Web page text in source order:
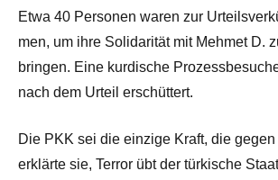
Etwa 40 Per­so­nen waren zur
men, um ihre Sol­i­dar­ität mit Mehmet D.
brin­gen. Eine kur­dis­che
nach dem Urteil erschüt­tert.
Die PKK sei die einzige Kraft, die gegen
erk­lärte sie, Ter­ror übt der türkische